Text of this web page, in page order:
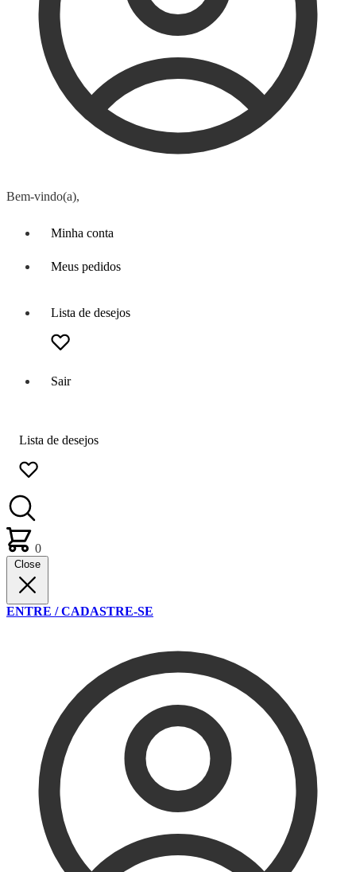
Bem-vindo(a),
Minha conta
Meus pedidos
Lista de desejos
Sair
Lista de desejos
0
Close
ENTRE / CADASTRE-SE